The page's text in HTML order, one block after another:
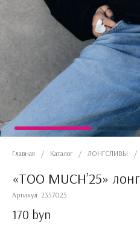
Главная / Каталог / ЛОНГСЛИВЫ /
«TOO MUCH’25»
Артикул 2357025
170 byn